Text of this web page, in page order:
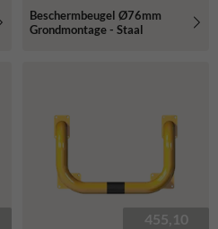
Beschermbeugel Ø76mm
Grondmontage - Staal
455,10